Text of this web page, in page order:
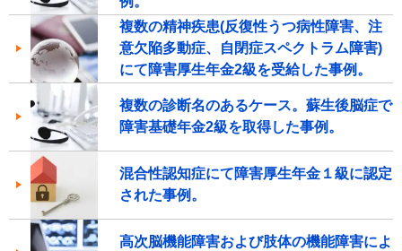
複数の精神疾患(反復性うつ病性障害、注
意欠陥多動症、自閉症スペクトラム障害)
にて障害厚生年金2級を受給した事例。
複数の診断名のあるケース。蘇生後脳症で
障害基礎年金2級を取得した事例。
混合性認知症にて障害厚生年金１級に認定
された事例。
高次脳機能障害および肢体の機能障害によ